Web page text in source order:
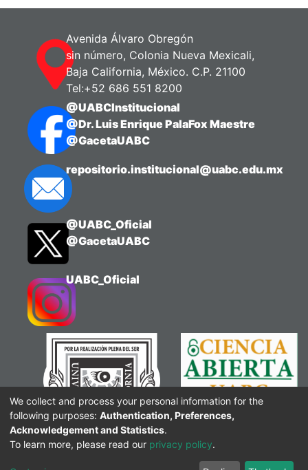
Avenida Álvaro Obregón
sin número, Colonia Nueva Mexicali,
Baja California, México. C.P. 21100
Tel:+52 686 551 8200
@UABCInstitucional
@Dr. Luis Enrique PalaFox Maestre
@GacetaUABC
repositorio.institucional@uabc.edu.mx
@UABC_Oficial
@GacetaUABC
UABC_Oficial
We collect and process your personal information for the
following purposes: Authentication, Preferences,
Acknowledgement and Statistics.
To learn more, please read our privacy policy.